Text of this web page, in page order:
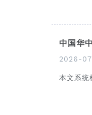
中国华
2026-
本文系统